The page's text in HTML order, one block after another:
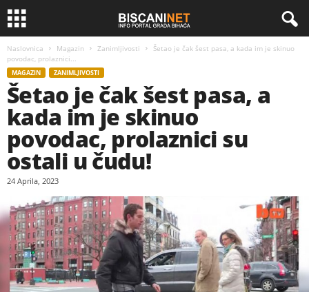
Naslovnica Magazin Zanimljivosti
Šetao je čak šest pasa, a kada im je skinuo
povodac, prolaznici...
MAGAZIN ZANIMLJIVOSTI
Šetao je čak šest pasa, a
kada im je skinuo
povodac, prolaznici su
ostali u čudu!
24 Aprila, 2023